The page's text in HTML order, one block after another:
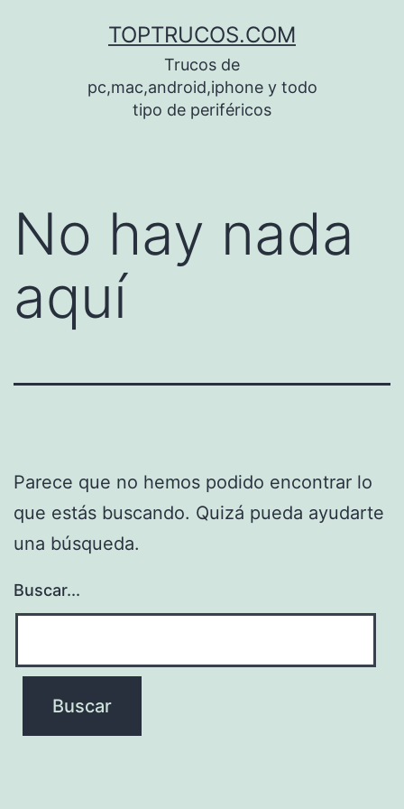
TOPTRUCOS.COM
Trucos de
pc,mac,android,iphone y todo
tipo de periféricos
No hay nada
aquí
Parece que no hemos podido encontrar lo
que estás buscando. Quizá pueda ayudarte
una búsqueda.
Buscar...